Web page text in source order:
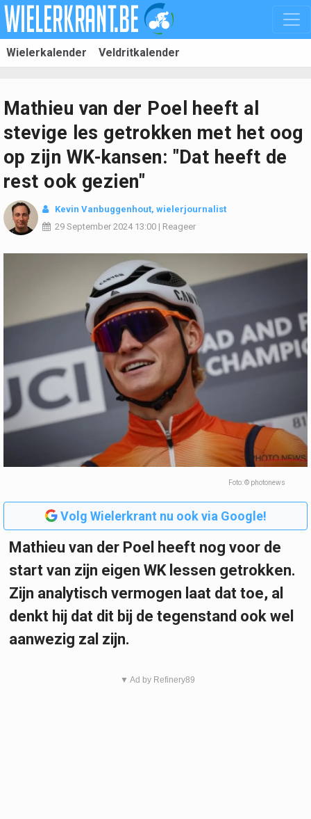
Wielerkalender Veldritkalender
Mathieu van der Poel heeft al
stevige les getrokken met het oog
op zijn WK-kansen: "Dat heeft de
rest ook gezien"
Kevin Vanbuggenhout, wielerjournalist
29 September 202413:00 | Reageer
Foto: © photonews
Volg Wielerkrant nu ook via Google!
Mathieu van der Poel heeft nog voor de
start van zijn eigen WK lessen getrokken.
Zijn analytisch vermogen laat dat toe, al
denkt hij dat dit bij de tegenstand ook wel
aanwezig zal zijn.
▼ Ad by Refinery89